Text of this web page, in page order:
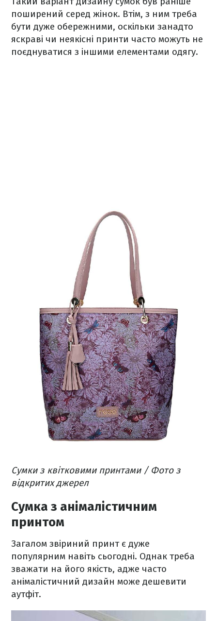
поширений серед жінок. Втім, з ним треба
бути дуже обережними, оскільки занадто
яскраві чи неякісні принти часто можуть не
поєднуватися з іншими елементами одягу.
Сумки з квітковими принтами / Фото з
відкритих джерел
Сумка з анімалістичним
принтом
Загалом звіриний принт є дуже
популярним навіть сьогодні. Однак треба
зважати на його якість, адже часто
анімалістичний дизайн може дешевити
аутфіт.